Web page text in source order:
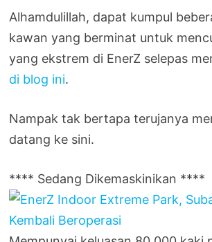
Alhamdulillah, dapat kumpul
kawan yang berminat untuk
yang ekstrem di EnerZ selepas
di blog ini.
Nampak tak bertapa terujanya
datang ke sini.
**** Sedang Dikemaskinikan ****